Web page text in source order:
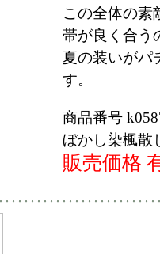
この全体の素
帯が良く合う
夏の装いがパ
す。
商品番号
ぼかし染楓
販売価格